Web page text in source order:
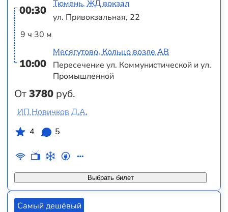
00:30
9 ч 30 м
10:00
От3780 руб.
Тюмень, ЖД вокзал
ул. Привокзальная, 22
Месягутово, Кольцо возле АВ
Пересечение ул. Коммунистической и ул.
Промышленной
Выбрать билет
ИП Новичков Д.А.
4
5
Самый дешёвый